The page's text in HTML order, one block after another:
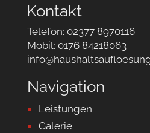
Kontakt
Telefon: 02377 8970116
Mobil: 0176 84218063
Navigation
Leistungen
Galerie